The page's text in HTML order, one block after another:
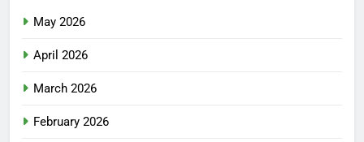
May 2026
April 2026
March 2026
February 2026